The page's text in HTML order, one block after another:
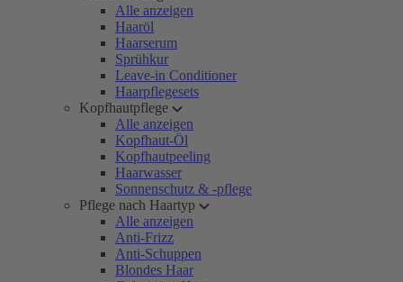
Alle anzeigen
Haaröl
Haarserum
Sprühkur
Leave-in Conditioner
Haarpflegesets
Kopfhautpflege
Alle anzeigen
Kopfhaut-Öl
Kopfhautpeeling
Haarwasser
Sonnenschutz & -pflege
Pflege nach Haartyp
Alle anzeigen
Anti-Frizz
Anti-Schuppen
Blondes Haar